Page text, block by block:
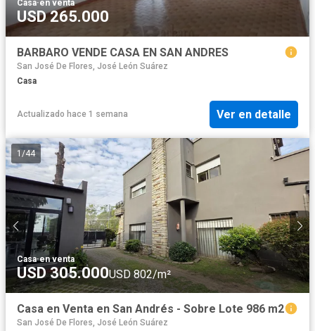
Casa·en venta
USD 265.000
BARBARO VENDE CASA EN SAN ANDRES
San José De Flores, José León Suárez
Casa
Actualizado hace 1 semana Ver en detalle
1 /44
Casa·en venta
USD 305.000USD 802/m²
Casa en Venta en San Andrés - Sobre Lote 986 m2
San José De Flores, José León Suárez